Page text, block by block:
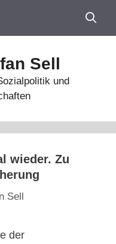
Sell
und
wieder. Zu
Sell
der